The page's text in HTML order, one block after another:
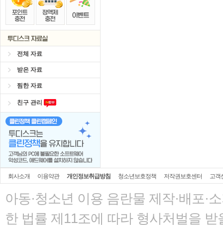
전체 자료
받은 자료
찜한 자료
친구 관리
회사소개 이용약관 개인정보취급방침 청소년보호정책 저작권보호센터 고객
아동·청소년 이용 음란물 제작·배포·
한 법률 제11조에 따라 형사처벌을 받